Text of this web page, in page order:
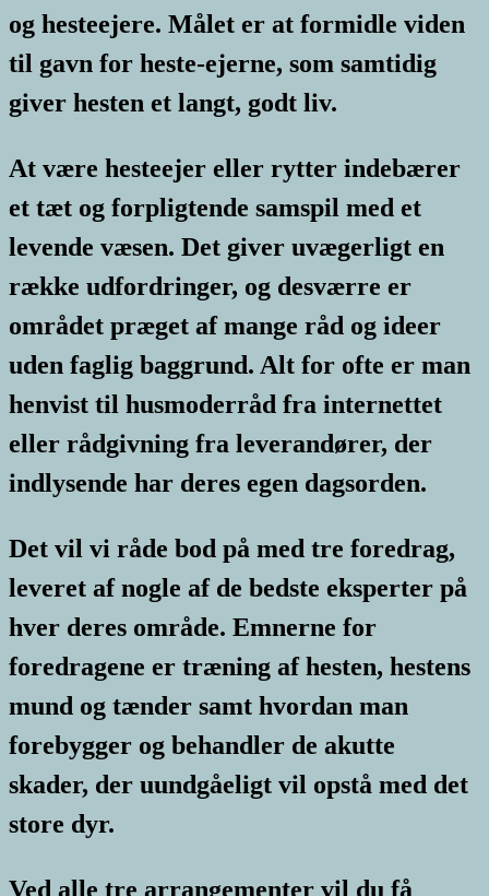
og hesteejere. Målet er at formidle viden
til gavn for heste-ejerne, som samtidig
giver hesten et langt, godt liv.
At være hesteejer eller rytter indebærer
et tæt og forpligtende samspil med et
levende væsen. Det giver uvægerligt en
række udfordringer, og desværre er
området præget af mange råd og ideer
uden faglig baggrund. Alt for ofte er man
henvist til husmoderråd fra internettet
eller rådgivning fra leverandører, der
indlysende har deres egen dagsorden.
Det vil vi råde bod på med tre foredrag,
leveret af nogle af de bedste eksperter på
hver deres område. Emnerne for
foredragene er træning af hesten, hestens
mund og tænder samt hvordan man
forebygger og behandler de akutte
skader, der uundgåeligt vil opstå med det
store dyr.
Ved alle tre arrangementer vil du få